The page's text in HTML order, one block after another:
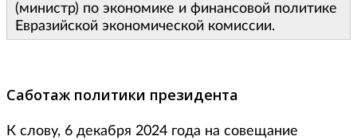
(министр) по экономике и финансовой политике
Евразийской экономической комиссии.
Саботаж политики президента
К слову, 6 декабря 2024 года на совещание